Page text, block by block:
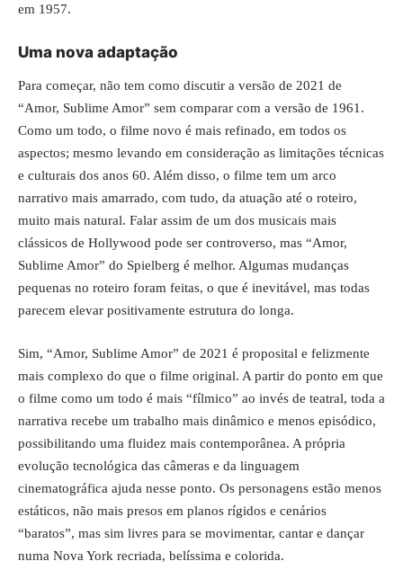
em 1957.
Uma nova adaptação
Para começar, não tem como discutir a versão de 2021 de
“Amor, Sublime Amor” sem comparar com a versão de 1961.
Como um todo, o filme novo é mais refinado, em todos os
aspectos; mesmo levando em consideração as limitações técnicas
e culturais dos anos 60. Além disso, o filme tem um arco
narrativo mais amarrado, com tudo, da atuação até o roteiro,
muito mais natural. Falar assim de um dos musicais mais
clássicos de Hollywood pode ser controverso, mas “Amor,
Sublime Amor” do Spielberg é melhor. Algumas mudanças
pequenas no roteiro foram feitas, o que é inevitável, mas todas
parecem elevar positivamente estrutura do longa.
Sim, “Amor, Sublime Amor” de 2021 é proposital e felizmente
mais complexo do que o filme original. A partir do ponto em que
o filme como um todo é mais “fílmico” ao invés de teatral, toda a
narrativa recebe um trabalho mais dinâmico e menos episódico,
possibilitando uma fluidez mais contemporânea. A própria
evolução tecnológica das câmeras e da linguagem
cinematográfica ajuda nesse ponto. Os personagens estão menos
estáticos, não mais presos em planos rígidos e cenários
“baratos”, mas sim livres para se movimentar, cantar e dançar
numa Nova York recriada, belíssima e colorida.